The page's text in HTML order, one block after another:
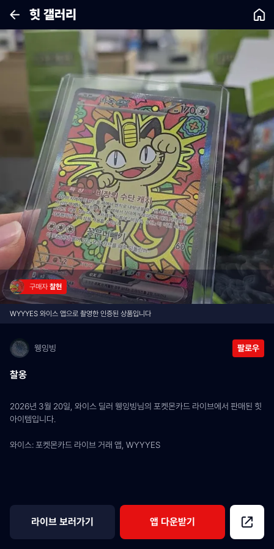
힛 갤러리
구매자 찰현
WYYYES 와이스 앱으로 촬영한 인증된 상품입니다
웽잉빙 팔로우
찰옹
2026년 3월 20일, 와이스 딜러 웽잉빙님의 포켓몬카드 라이브에서 판매된 힛
아이템입니다.
와이스: 포켓몬카드 라이브 거래 앱, WYYYES
라이브 보러가기 앱 다운받기